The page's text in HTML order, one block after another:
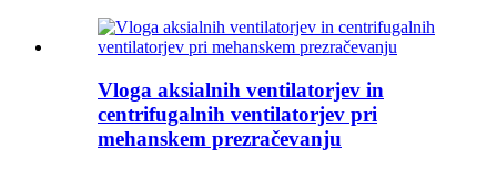
Vloga aksialnih ventilatorjev in
centrifugalnih ventilatorjev pri
mehanskem prezračevanju